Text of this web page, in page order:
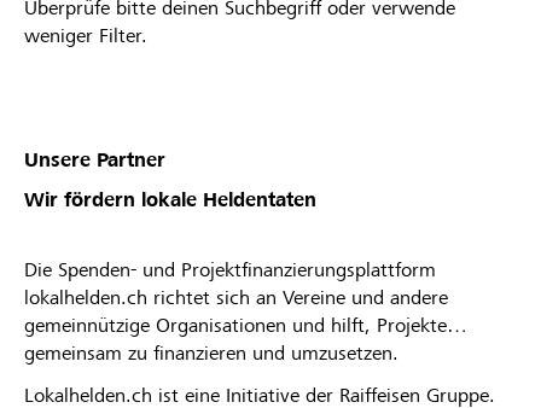
Überprüfe bitte deinen Suchbegriff oder verwende
weniger Filter.
Unsere Partner
Wir fördern lokale Heldentaten
Die Spenden- und Projektfinanzierungsplattform
lokalhelden.ch richtet sich an Vereine und andere
gemeinnützige Organisationen und hilft, Projekte
gemeinsam zu finanzieren und umzusetzen.
Lokalhelden.ch ist eine Initiative der Raiffeisen Gruppe.